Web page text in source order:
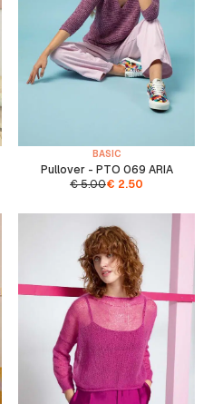
BASIC
Pullover - PTO 069 ARIA
€5.00€ 2.50